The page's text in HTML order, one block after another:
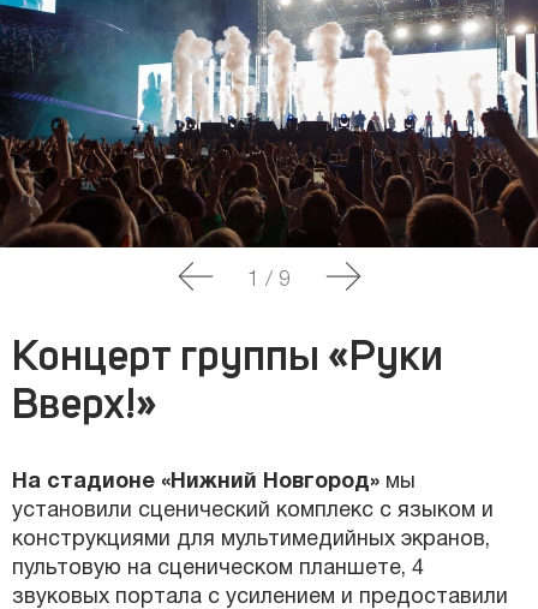
1 / 9
Концерт группы «Руки
Вверх!»
На стадионе «Нижний Новгород» мы
установили сценический комплекс с языком и
конструкциями для мультимедийных экранов,
пультовую на сценическом планшете, 4
звуковых портала с усилением и предоставили